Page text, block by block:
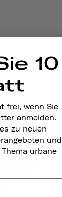
10
frei, wenn Sie
anmelden.
zu neuen
und
urbane